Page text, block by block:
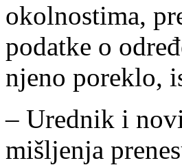
okolnostima,
podatke o
njeno poreklo,
– Urednik i
mišljenja